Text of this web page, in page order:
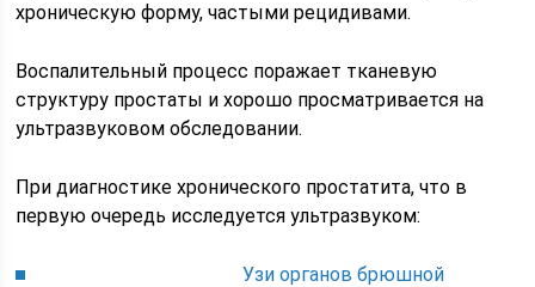
хроническую форму, частыми рецидивами.
Воспалительный процесс поражает тканевую
структуру простаты и хорошо просматривается на
ультразвуковом обследовании.
При диагностике хронического простатита, что в
первую очередь исследуется ультразвуком:
Узи органов брюшной